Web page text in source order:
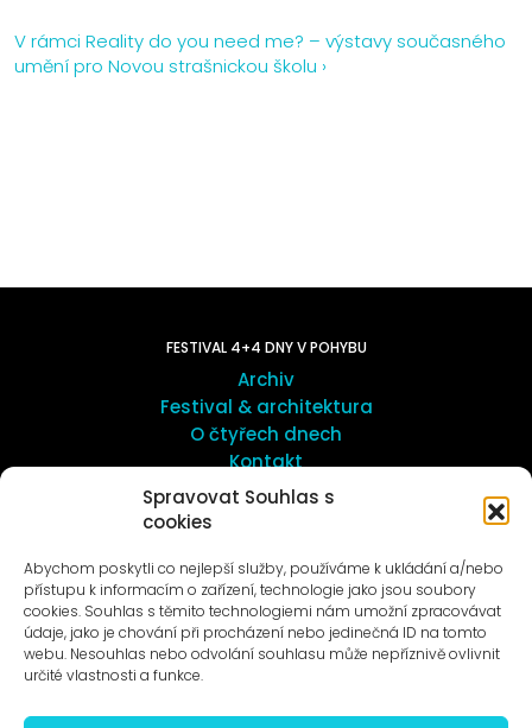
Spravovat Souhlas s
cookies
Abychom poskytli co nejlepší služby, používáme k ukládání a/nebo
přístupu k informacím o zařízení, technologie jako jsou soubory
cookies. Souhlas s těmito technologiemi nám umožní zpracovávat
údaje, jako je chování při procházení nebo jedinečná ID na tomto
webu. Nesouhlas nebo odvolání souhlasu může nepříznivě ovlivnit
určité vlastnosti a funkce.
V rámci Reality do you need me? – výstavy současného
umění pro Novou strašnickou školu ›
FESTIVAL 4+4 DNY V POHYBU
Archiv
Festival & architektura
O čtyřech dnech
Kontakt
O umění v Motole